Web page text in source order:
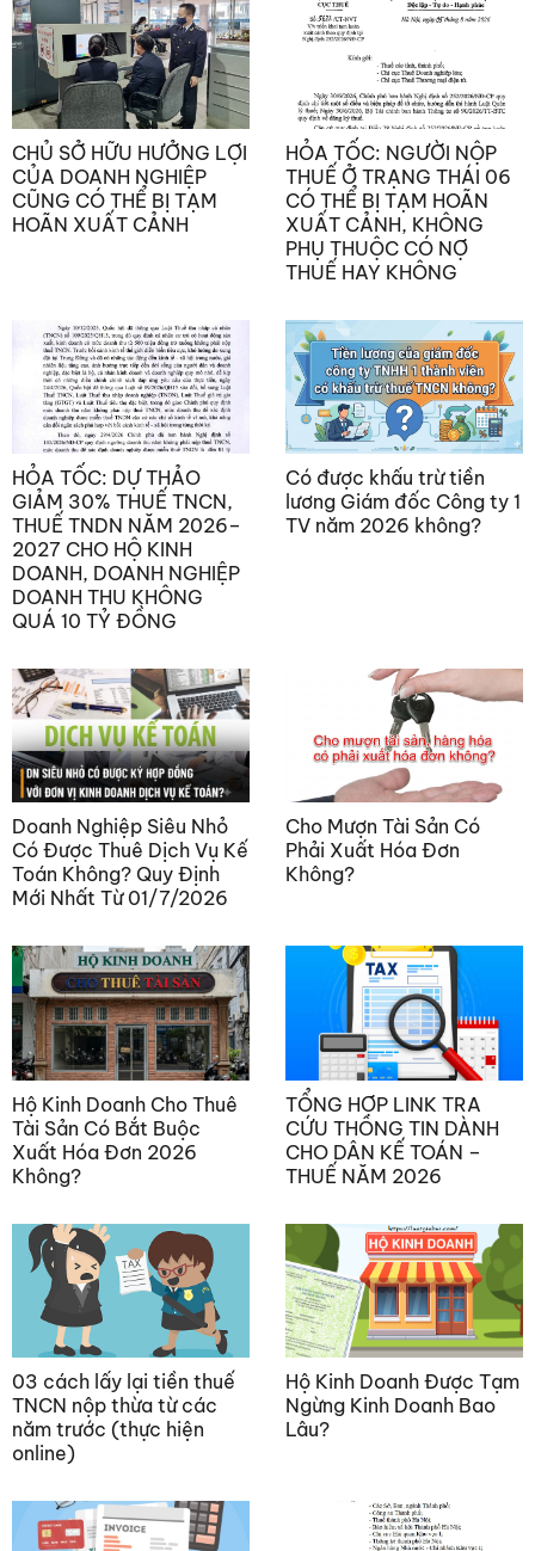
CHỦ SỞ HỮU HƯỞNG LỢI
CỦA DOANH NGHIỆP
CŨNG CÓ THỂ BỊ TẠM
HOÃN XUẤT CẢNH
HỎA TỐC: NGƯỜI NỘP
THUẾ Ở TRẠNG THÁI 06
CÓ THỂ BỊ TẠM HOÃN
XUẤT CẢNH, KHÔNG
PHỤ THUỘC CÓ NỢ
THUẾ HAY KHÔNG
HỎA TỐC: DỰ THẢO
GIẢM 30% THUẾ TNCN,
THUẾ TNDN NĂM 2026–
2027 CHO HỘ KINH
DOANH, DOANH NGHIỆP
DOANH THU KHÔNG
QUÁ 10 TỶ ĐỒNG
Có được khấu trừ tiền
lương Giám đốc Công ty 1
TV năm 2026 không?
Doanh Nghiệp Siêu Nhỏ
Có Được Thuê Dịch Vụ Kế
Toán Không? Quy Định
Mới Nhất Từ 01/7/2026
Cho Mượn Tài Sản Có
Phải Xuất Hóa Đơn
Không?
Hộ Kinh Doanh Cho Thuê
Tài Sản Có Bắt Buộc
Xuất Hóa Đơn 2026
Không?
TỔNG HỢP LINK TRA
CỨU THÔNG TIN DÀNH
CHO DÂN KẾ TOÁN –
THUẾ NĂM 2026
03 cách lấy lại tiền thuế
TNCN nộp thừa từ các
năm trước (thực hiện
online)
Hộ Kinh Doanh Được Tạm
Ngừng Kinh Doanh Bao
Lâu?